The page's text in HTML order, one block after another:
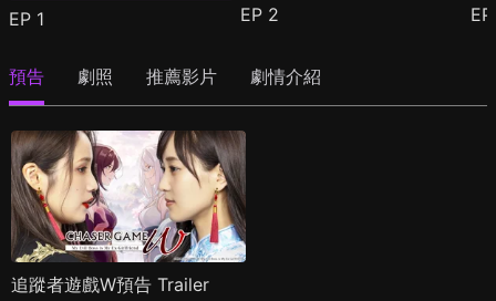
EP 1 EP 2
預告 劇照 推薦影片 劇情介紹
追蹤者遊戲W預告 Trailer